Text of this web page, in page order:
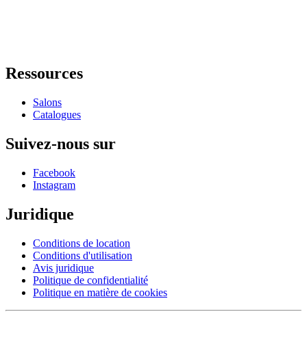
Ressources
Salons
Catalogues
Suivez-nous sur
Facebook
Instagram
Juridique
Conditions de location
Conditions d'utilisation
Avis juridique
Politique de confidentialité
Politique en matière de cookies